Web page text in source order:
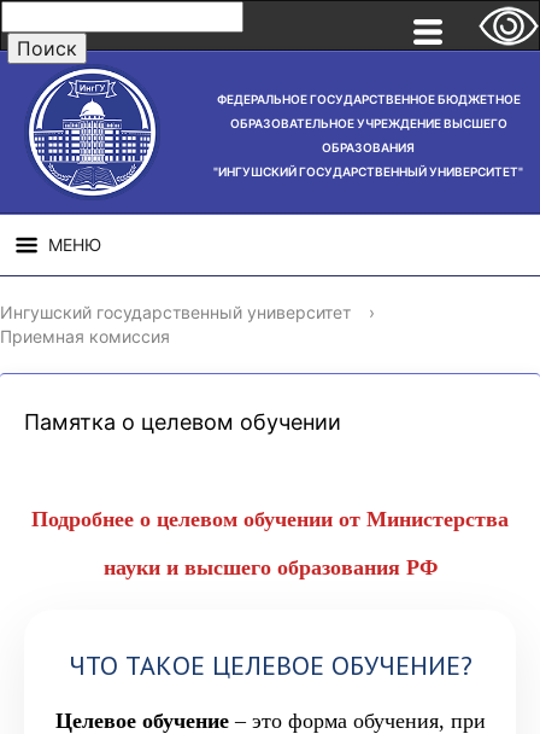
ФЕДЕРАЛЬНОЕ ГОСУДАРСТВЕННОЕ БЮДЖЕТНОЕ
ОБРАЗОВАТЕЛЬНОЕ УЧРЕЖДЕНИЕ ВЫСШЕГО
ОБРАЗОВАНИЯ
"ИНГУШСКИЙ ГОСУДАРСТВЕННЫЙ УНИВЕРСИТЕТ"
МЕНЮ
СВЕДЕНИЯ ОБ
ОБРАЗОВАТЕЛЬНОЙ
НАУЧНАЯ
ДЕЯТЕЛЬНОСТЬ
Ингушский государственный университет
›
Приемная комиссия
Памятка о целевом обучении
Подробнее о целевом обучении от Министерства
науки и высшего образования РФ
ЧТО ТАКОЕ ЦЕЛЕВОЕ ОБУЧЕНИЕ?
Целевое обучение– это форма обучения, при